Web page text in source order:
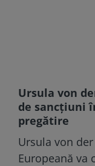
Ursula von
de sancțiuni
pregătire
Ursula von
Europeană va